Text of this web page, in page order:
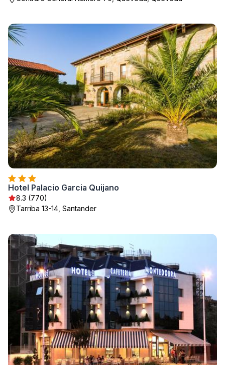
Hotel Palacio Garcia Quijano
8.3 (770)
Tarriba 13-14, Santander